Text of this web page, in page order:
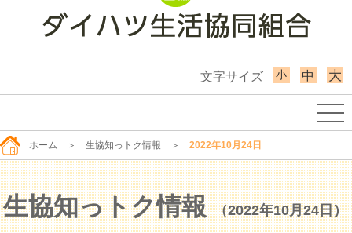
文字サイズ 小 中 大
ホーム ＞ 生協知っトク情報 ＞ 2022年10月24日
生協知っトク情報 （2022年10月24日）